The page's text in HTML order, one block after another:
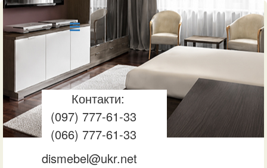
Контакти:
(097) 777-61-33
(066) 777-61-33
dismebel@ukr.net